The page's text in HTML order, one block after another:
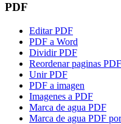
PDF
Editar PDF
PDF a Word
Dividir PDF
Reordenar paginas PDF
Unir PDF
PDF a imagen
Imagenes a PDF
Marca de agua PDF
Marca de agua PDF